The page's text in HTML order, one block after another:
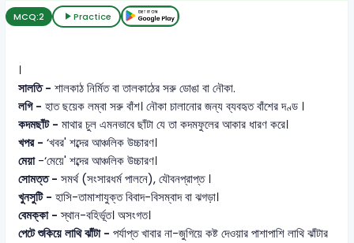
MCQ:2 Practice
।
সালতি -শালকাঠ নির্মিত বা তালকাঠের সরু ডোঙা বা নৌকা.
লগি -হাত ছয়েক লম্বা সরু বাঁশ। নৌকা চালানোর জন্য ব্যবহৃত বাঁশের দণ্ড ।
কদমছাঁট -মাথার চুল এমনভাবে ছাঁটা যে তা কদমফুলের আকার ধারণ করে।
খপর -‘খবর' শব্দের আঞ্চলিক উচ্চারণ।
মেয়া -‘মেয়ে' শব্দের আঞ্চলিক উচ্চারণ।
সোমত্ত - সমর্থ (সংসারধর্ম পালনে), যৌবনপ্রাপ্ত ।
খুনসুটি -হাসি-তামাশাযুক্ত বিবাদ-বিসম্বাদ বা ঝগড়া।
বেমক্কা -স্থান-বহির্ভূত। অসংগত।
পেটে শুকিয়ে লাথি ঝাঁটা - পর্যাপ্ত খাবার না-জুগিয়ে কষ্ট দেওয়ার পাশাপাশি লাথি ঝাঁটার